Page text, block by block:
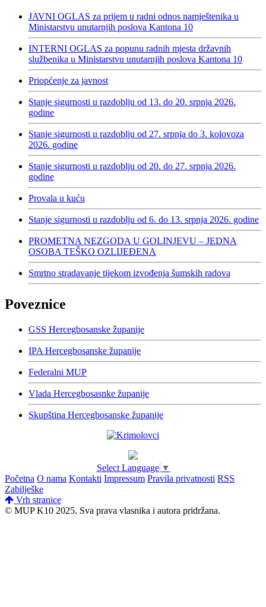
JAVNI OGLAS za prijem u radni odnos namještenika u
Ministarstvu unutarnjih poslova Kantona 10
INTERNI OGLAS za popunu radnih mjesta državnih
službenika u Ministarstvu unutarnjih poslova Kantona 10
Priopćenje za javnost
Stanje sigurnosti u razdoblju od 13. do 20. srpnja 2026.
godine
Stanje sigurnosti u razdoblju od 27. srpnja do 3. kolovoza
2026. godine
Stanje sigurnosti u razdoblju od 20. do 27. srpnja 2026.
godine
Provala u kuću
Stanje sigurnosti u razdoblju od 6. do 13. srpnja 2026. godine
PROMETNA NEZGODA U GOLINJEVU – JEDNA
OSOBA TEŠKO OZLIJEĐENA
Smrtno stradavanje tijekom izvođenja šumskih radova
Poveznice
GSS Hercegbosanske županije
IPA Hercegbosanske županije
Federalni MUP
Vlada Hercegbosasnke županije
Skupština Hercegbosanske županije
Select Language ▼
Početna O nama Kontakti Impressum Pravila privatnosti RSS
Zabilješke
Vrh stranice
© MUP K10 2025. Sva prava vlasnika i autora pridržana.